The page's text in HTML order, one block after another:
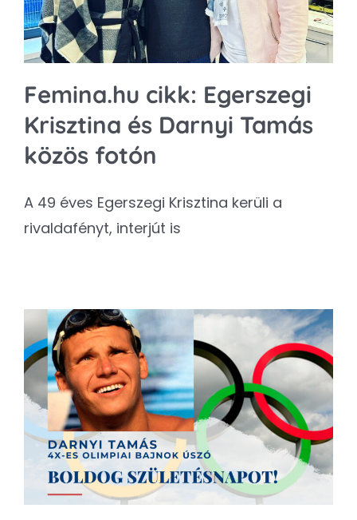
Femina.hu cikk: Egerszegi
Krisztina és Darnyi Tamás
közös fotón
A 49 éves Egerszegi Krisztina kerüli a
rivaldafényt, interjút is